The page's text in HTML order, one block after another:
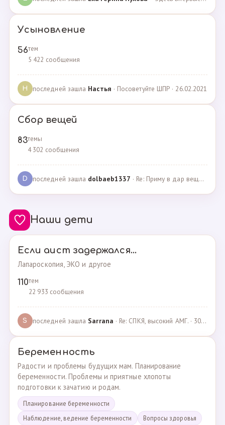
Усыновление
56тем
5 422 сообщения
Н последней зашла Настья · Посоветуйте ШПР · 26.02.2021
Сбор вещей
83темы
4 302 сообщения
D последней зашла dolbaeb1337 · Re: Приму в дар вещи на новорождённую девочку · 13.12.2024
Наши дети
Если аист задержался...
Лапароскопия, ЭКО и другое
110тем
22 933 сообщения
S последней зашла Sarrana · Re: СПКЯ, высокий АМГ. · 30.04.2025
Беременность
Радости и проблемы будущих мам. Планирование
беременности. Проблемы и приятные хлопоты
подготовки к зачатию и родам.
Планирование беременности
Наблюдение, ведение беременности
Вопросы здоровья